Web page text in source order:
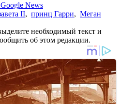
News
II, принц Гарри, Меган
необходимый текст и
об этом редакции.